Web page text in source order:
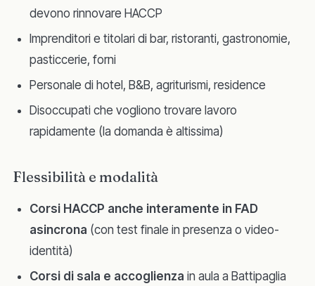
devono rinnovare HACCP
Imprenditori e titolari di bar, ristoranti, gastronomie,
pasticcerie, forni
Personale di hotel, B&B, agriturismi, residence
Disoccupati che vogliono trovare lavoro
rapidamente (la domanda è altissima)
Flessibilità e modalità
Corsi HACCP anche interamente in FAD
asincrona (con test finale in presenza o video-
identità)
Corsi di sala e accoglienza in aula a Battipaglia